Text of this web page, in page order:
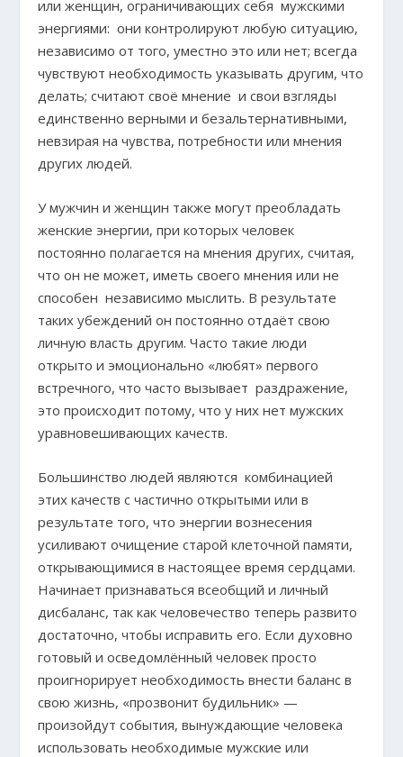
или женщин, ограничивающих себя мужскими
энергиями: они контролируют любую ситуацию,
независимо от того, уместно это или нет; всегда
чувствуют необходимость указывать другим, что
делать; считают своё мнение и свои взгляды
единственно верными и безальтернативными,
невзирая на чувства, потребности или мнения
других людей.
У мужчин и женщин также могут преобладать
женские энергии, при которых человек
постоянно полагается на мнения других, считая,
что он не может, иметь своего мнения или не
способен независимо мыслить. В результате
таких убеждений он постоянно отдаёт свою
личную власть другим. Часто такие люди
открыто и эмоционально «любят» первого
встречного, что часто вызывает раздражение,
это происходит потому, что у них нет мужских
уравновешивающих качеств.
Большинство людей являются комбинацией
этих качеств с частично открытыми или в
результате того, что энергии вознесения
усиливают очищение старой клеточной памяти,
открывающимися в настоящее время сердцами.
Начинает признаваться всеобщий и личный
дисбаланс, так как человечество теперь развито
достаточно, чтобы исправить его. Если духовно
готовый и осведомлённый человек просто
проигнорирует необходимость внести баланс в
свою жизнь, «прозвонит будильник» —
произойдут события, вынуждающие человека
использовать необходимые мужские или